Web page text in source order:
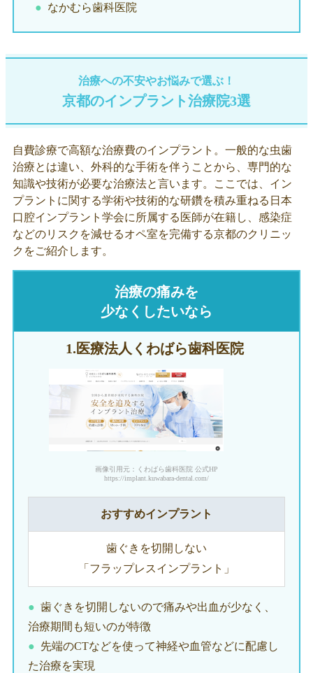
なかむら歯科医院
治療への不安やお悩みで選ぶ！
京都のインプラント治療院3選
自費診療で高額な治療費のインプラント。一般的な虫歯
治療とは違い、外科的な手術を伴うことから、専門的な
知識や技術が必要な治療法と言います。ここでは、イン
プラントに関する学術や技術的な研鑽を積み重ねる日本
口腔インプラント学会に所属する医師が在籍し、感染症
などのリスクを減せるオペ室を完備する京都のクリニッ
クをご紹介します。
治療の痛みを
少なくしたいなら
1.医療法人 くわばら歯科医院
画像引用元：くわばら歯科医院 公式HP
https://implant.kuwabara-dental.com/
おすすめインプラント
歯ぐきを切開しない
「フラップレスインプラント」
歯ぐきを切開しないので痛みや出血が少なく、
治療期間も短いのが特徴
先端のCTなどを使って神経や血管などに配慮し
た治療を実現